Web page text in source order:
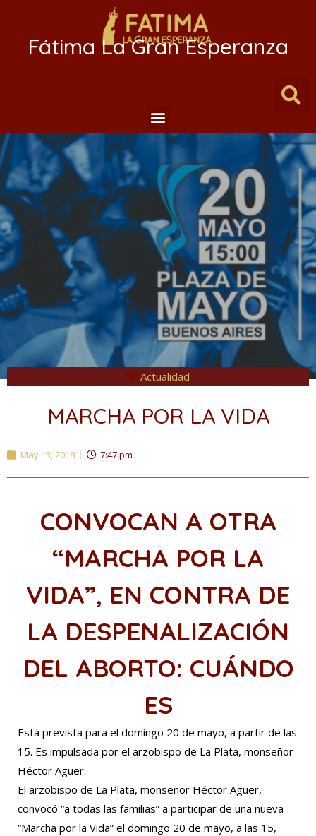
Fátima La Gran Esperanza
Actualidad
MARCHA POR LA VIDA
May 15, 2018 7:47 pm
CONVOCAN A OTRA
“MARCHA POR LA
VIDA”, EN CONTRA DE
LA DESPENALIZACIÓN
DEL ABORTO: CUÁNDO
ES
Está prevista para el domingo 20 de mayo, a partir de las
15. Es impulsada por el arzobispo de La Plata, monseñor
Héctor Aguer.
El arzobispo de La Plata, monseñor Héctor Aguer,
convocó “a todas las familias” a participar de una nueva
“Marcha por la Vida” el domingo 20 de mayo, a las 15,